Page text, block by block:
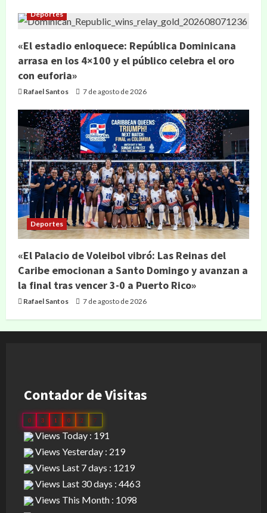
Deportes
«El estadio enloquece: República Dominicana
arrasa en los 4×100 y el público celebra el oro
con euforia»
Rafael Santos 7 de agosto de 2026
Deportes
«El Palacio de Voleibol vibró: Las Reinas del
Caribe emocionan a Santo Domingo y avanzan a
la final tras vencer 3-0 a Puerto Rico»
Rafael Santos 7 de agosto de 2026
Contador de Visitas
0 3 1 0 2 7
Views Today : 191
Views Yesterday : 219
Views Last 7 days : 1219
Views Last 30 days : 4463
Views This Month : 1098